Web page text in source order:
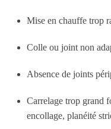
Mise en chauffe trop
Colle ou joint non
Absence de joints
Carrelage trop grand
encollage, planéité